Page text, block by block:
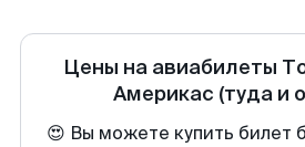
Цены на авиабилеты
Америкас (туда и
😍 Вы можете купить билет